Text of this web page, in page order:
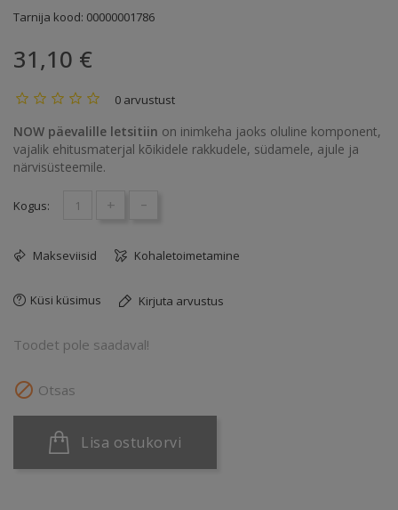
Tarnija kood: 00000001786
31,10 €
0 arvustust
NOW päevalille letsitiin on inimkeha jaoks oluline komponent,
vajalik ehitusmaterjal kõikidele rakkudele, südamele, ajule ja
närvisüsteemile.
Kogus: + -
Makseviisid Kohaletoimetamine
Küsi küsimus Kirjuta arvustus
Toodet pole saadaval!
 Otsas
Lisa ostukorvi